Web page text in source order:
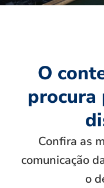
O
procura
Confira as
comunicação
o